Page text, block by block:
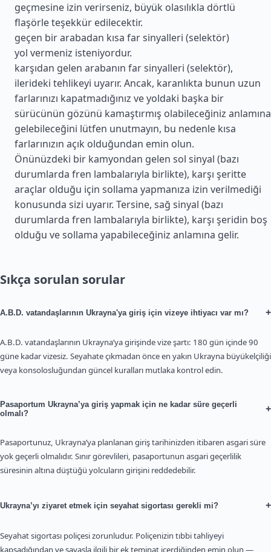
geçmesine izin verirseniz, büyük olasılıkla dörtlü
flaşörle teşekkür edilecektir.
geçen bir arabadan kısa far sinyalleri (selektör)
yol vermeniz isteniyordur.
karşıdan gelen arabanın far sinyalleri (selektör),
ilerideki tehlikeyi uyarır. Ancak, karanlıkta bunun uzun
farlarınızı kapatmadığınız ve yoldaki başka bir
sürücünün gözünü kamaştırmış olabileceğiniz anlamına
gelebileceğini lütfen unutmayın, bu nedenle kısa
farlarınızın açık olduğundan emin olun.
Önünüzdeki bir kamyondan gelen sol sinyal (bazı
durumlarda fren lambalarıyla birlikte), karşı şeritte
araçlar olduğu için sollama yapmanıza izin verilmediği
konusunda sizi uyarır. Tersine, sağ sinyal (bazı
durumlarda fren lambalarıyla birlikte), karşı şeridin boş
olduğu ve sollama yapabileceğiniz anlamına gelir.
Sıkça sorulan sorular
A.B.D. vatandaşlarının Ukrayna'ya giriş için vizeye ihtiyacı var mı? +
A.B.D. vatandaşlarının Ukrayna’ya girişinde vize şartı: 180 gün içinde 90
güne kadar vizesiz. Seyahate çıkmadan önce en yakın Ukrayna büyükelçiliği
veya konsolosluğundan güncel kuralları mutlaka kontrol edin.
Pasaportum Ukrayna’ya giriş yapmak için ne kadar süre geçerli
olmalı?
+
Pasaportunuz, Ukrayna’ya planlanan giriş tarihinizden itibaren asgari süre
yok geçerli olmalıdır. Sınır görevlileri, pasaportunun asgari geçerlilik
süresinin altına düştüğü yolcuların girişini reddedebilir.
Ukrayna’yı ziyaret etmek için seyahat sigortası gerekli mi? +
Seyahat sigortası poliçesi zorunludur. Poliçenizin tıbbi tahliyeyi
kapsadığından ve savaşla ilgili bir ek teminat içerdiğinden emin olun —